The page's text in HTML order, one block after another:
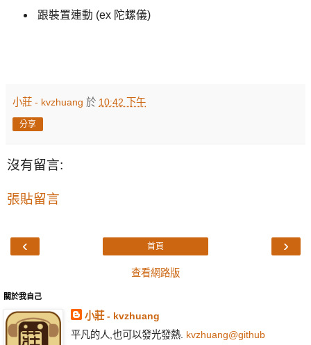
跟裝置連動 (ex 陀螺儀)
小莊 - kvzhuang 於 10:42 下午
分享
沒有留言:
張貼留言
‹ ›
首頁
查看網路版
關於我自己
小莊 - kvzhuang
平凡的人,也可以發光發熱. kvzhuang@github